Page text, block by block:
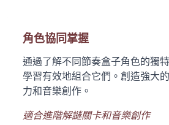
角色協同掌握
通過了解不同節奏盒子角色的獨
學習有效地組合它們。創造強大
力和音樂創作。
適合進階解謎關卡和音樂創作